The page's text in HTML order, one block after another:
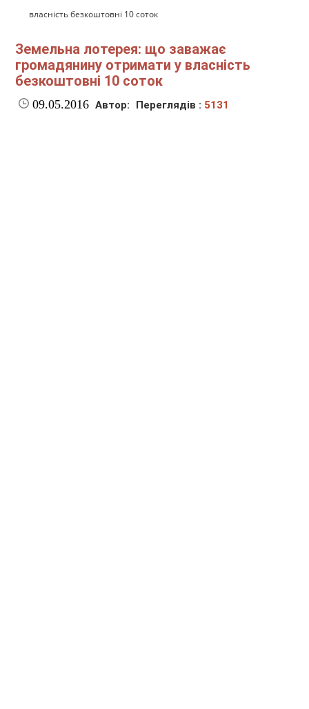
власність безкоштовні 10 соток
Земельна лотерея: що заважає
громадянину отримати у власність
безкоштовні 10 соток
09.05.2016 Автор: Переглядів : 5131